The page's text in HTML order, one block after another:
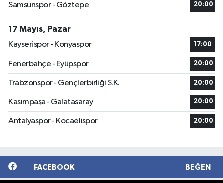
Samsunspor - Göztepe 20:00
17 Mayıs, Pazar
Kayserispor - Konyaspor
17:00
Fenerbahçe - Eyüpspor 20:00
Trabzonspor - Gençlerbirliği S.K. 20:00
Kasımpaşa - Galatasaray 20:00
Antalyaspor - Kocaelispor 20:00
FACEBOOK BEĞEN